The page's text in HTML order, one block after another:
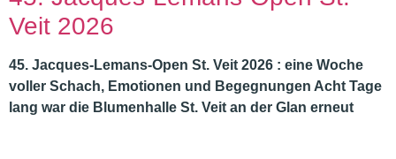
Veit 2026
45. Jacques-Lemans-Open St. Veit 2026 : eine Woche
voller Schach, Emotionen und Begegnungen Acht Tage
lang war die Blumenhalle St. Veit an der Glan erneut